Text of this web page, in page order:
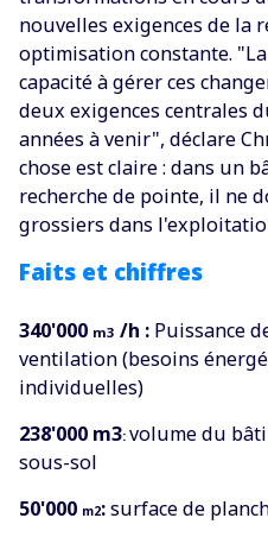
nouvelles exigences de la
optimisation constante.
capacité à gérer ces
deux exigences centrales
années à venir", déclare
chose est claire : dans un
recherche de pointe, il ne
grossiers dans
Faits et chiffres
340'000 m3 /h : Puissance
ventilation (besoins
individuelles)
238'000 m3: volume du
sous-sol
50'000 m2:surface de